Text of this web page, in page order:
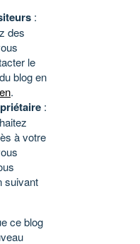
:
des
le
blog en
.
:
à votre
suivant
ce blog